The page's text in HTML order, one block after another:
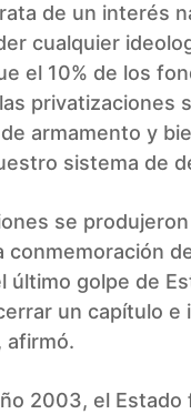
de un interés
cualquier
el 10% de los
privatizaciones
armamento y
sistema de
se
conmemoración
último golpe de
un capítulo e
afirmó.
2003, el Estado